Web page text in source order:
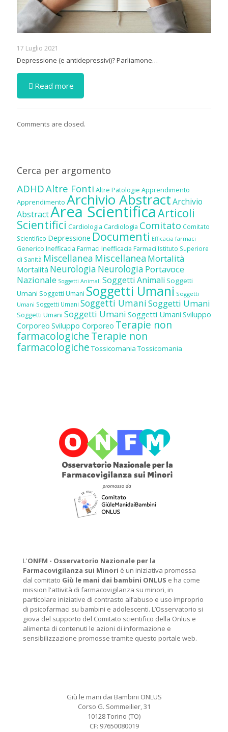
17 Luglio 2021
Depressione (e antidepressivi)? Parliamone…
Read more
Comments are closed.
Cerca per argomento
ADHDAltre Fonti Altre Patologie Apprendimento
Apprendimento Archivio AbstractArchivio
AbstractArea ScientificaArticoli
Scientifici Cardiologia Cardiologia Comitato Comitato
Scientifico Depressione Documenti Efficacia farmaci
Generico Inefficacia Farmaci Inefficacia Farmaci Istituto Superiore
di Sanità Miscellanea Miscellanea Mortalità
Mortalità Neurologia Neurologia Portavoce
Nazionale Soggetti Animali Soggetti Animali Soggetti
Umani Soggetti Umani Soggetti Umani Soggetti
Umani Soggetti Umani Soggetti UmaniSoggetti Umani
Soggetti Umani Soggetti Umani Soggetti Umani Sviluppo
Corporeo Sviluppo Corporeo Terapie non
farmacologicheTerapie non
farmacologiche Tossicomania Tossicomania
L'ONFM - Osservatorio Nazionale per la
Farmacovigilanza sui Minori è un iniziativa promossa
dal comitato Giù le mani dai bambini ONLUS e ha come
mission l'attività di farmacovigilanza su minori, in
particolare iniziative di contrasto all’abuso e uso improprio
di psicofarmaci su bambini e adolescenti. L’Osservatorio si
giova del supporto del Comitato scientifico della Onlus e
alimenta di contenuti le azioni di informazione e
sensibilizzazione promosse tramite questo portale web.
Giù le mani dai Bambini ONLUS
Corso G. Sommeilier, 31
10128 Torino (TO)
CF: 97650080019